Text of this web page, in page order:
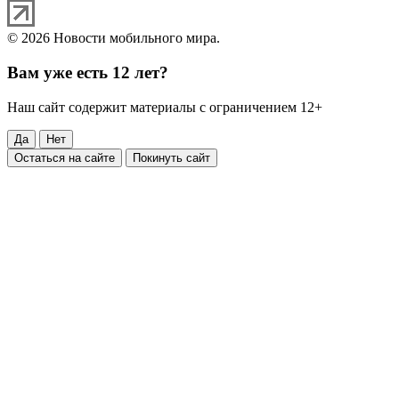
© 2026 Новости мобильного мира.
Вам уже есть 12 лет?
Наш сайт содержит материалы с ограничением 12+
Да
Нет
Остаться на сайте
Покинуть сайт